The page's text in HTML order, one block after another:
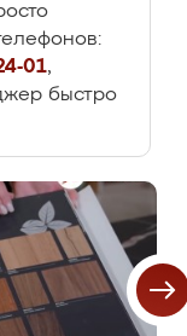
01,
быстро